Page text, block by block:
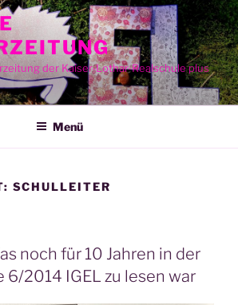
der Kaiser-Lothar-Realschule plus
Menü
SCHULLEITER
noch für 10 Jahren in der
6/2014 IGEL zu lesen war